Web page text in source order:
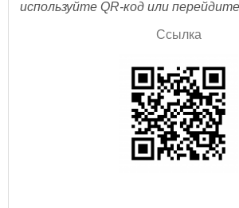
используйте QR-код или
Ссылка